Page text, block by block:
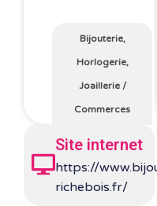
Bijouterie,
Horlogerie,
Joaillerie/
Commerces
Site internet
https://
richebois.fr/